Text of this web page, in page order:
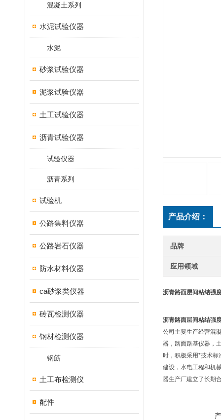
混凝土系列
水泥试验仪器
水泥
砂浆试验仪器
泥浆试验仪器
土工试验仪器
沥青试验仪器
试验仪器
沥青系列
试验机
公路集料仪器
公路岩石仪器
防水材料仪器
ca砂浆类仪器
砖瓦检测仪器
钢材检测仪器
钢筋
土工布检测仪
配件
产品介绍：
品牌
应用领域
沥青路面层间粘结强
沥青路面层间粘结强
公司主要生产经营混
器，路面路基仪器，
时，积极采用*技术
建设，水电工程和机
器生产厂建立了长期